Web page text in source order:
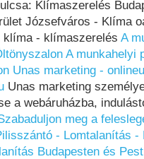
Klímaszerelés
Józsefváros - Klíma
- klímaszerelés A
A munkahelyi
Unas marketing -
Unas marketing
a webáruházba,
meg a
- Lomtalanítás -
Budapesten és